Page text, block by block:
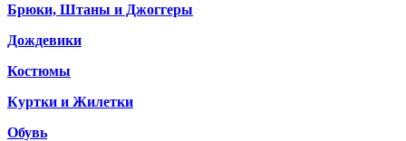
Брюки, Штаны и Джоггеры
Дождевики
Костюмы
Куртки и Жилетки
Обувь